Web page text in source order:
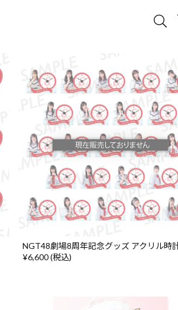
NGT48劇場8周年記念グッズ アクリル時
¥6,600 (税込)